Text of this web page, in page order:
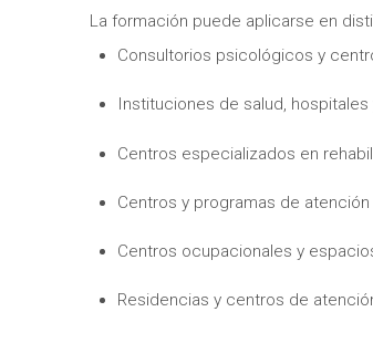
La formación puede aplicarse en
Consultorios psicológicos y
Instituciones de salud,
Centros especializados en
Centros y programas de
Centros ocupacionales y
Residencias y centros de